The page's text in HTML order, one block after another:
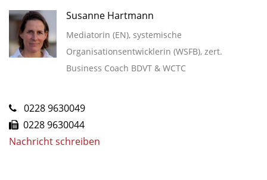
Susanne Hartmann
Mediatorin (EN), systemische
Organisationsentwicklerin (WSFB), zert.
Business Coach BDVT & WCTC
0228 9630049
0228 9630044
Nachricht schreiben